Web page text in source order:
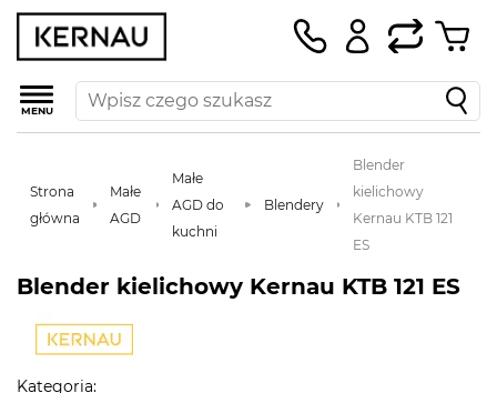
MENU
Strona
główna
Małe
AGD
Małe
AGD do
kuchni
Blendery
Blender
kielichowy
Kernau KTB 121
ES
Blender kielichowy Kernau KTB 121 ES
Kategoria: